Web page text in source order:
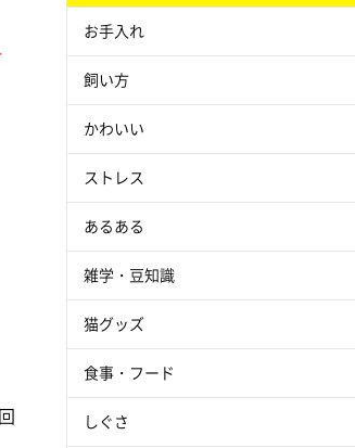
お手入れ
飼い方
かわいい
ストレス
あるある
雑学・豆知識
猫グッズ
食事・フード
しぐさ